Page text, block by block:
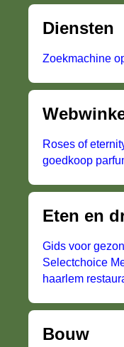
Diensten
Zoekmachine
Roses of
goedkoop
Eten en
Gids voor
Selectchoice
haarlem
Bouw